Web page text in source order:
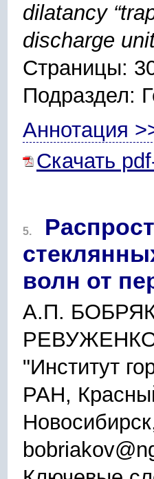
dilatancy
discharge
Страницы:
Подраздел:
Аннотация
Скачать
5.
волн от
А.П.
"Институт
РАН,